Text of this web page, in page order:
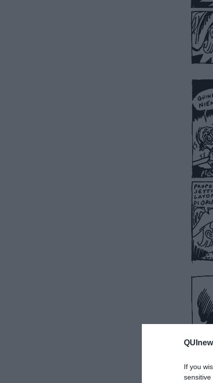
If you